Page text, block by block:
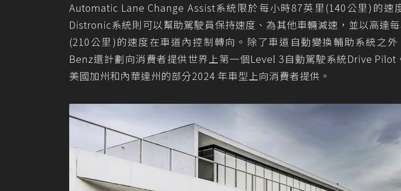
Automatic Lane Change Assist系統限於每小時87英里(140公里)的速
Distronic系統則可以幫助駕駛員保持速度、為其他車輛減速，並以高達
(210公里)的速度在車道內控制轉向。除了車道自動變換輔助系統之外
Benz還計劃向消費者提供世界上第一個Level 3自動駕駛系統Drive Pilot
美國加州和內華達州的部分2024 年車型上向消費者提供。